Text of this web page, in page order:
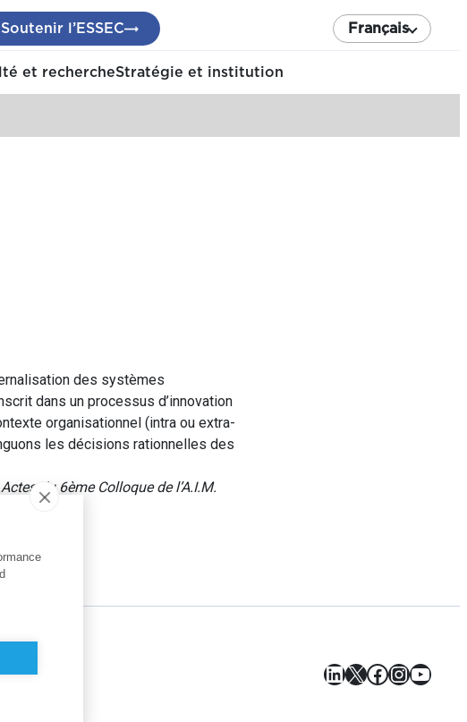
Soutenir l’ESSEC Français
et rechercheStratégie et institution
des systèmes
dans un processus d’innovation
organisationnel (intra ou extra-
les décisions rationnelles des
Actes du 6ème Colloque de l’A.I.M.
LinkedIn
X Facebook